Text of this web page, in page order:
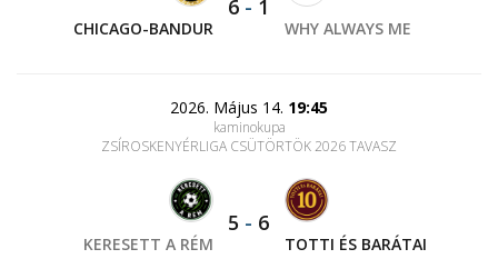
CHICAGO-BANDUR
6 - 1
WHY ALWAYS ME
2026. Május 14. 19:45
kaminokupa
ZSÍROSKENYÉRLIGA CSÜTÖRTÖK 2026 TAVASZ
KERESETT A RÉM
5 - 6
TOTTI ÉS BARÁTAI